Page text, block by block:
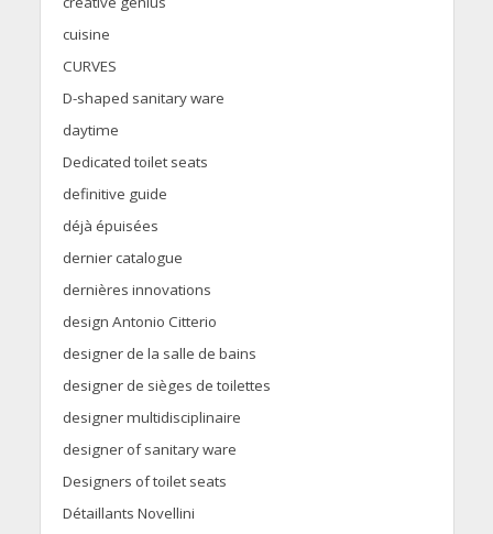
cuisine
CURVES
D-shaped sanitary ware
daytime
Dedicated toilet seats
definitive guide
déjà épuisées
dernier catalogue
dernières innovations
design Antonio Citterio
designer de la salle de bains
designer de sièges de toilettes
designer multidisciplinaire
designer of sanitary ware
Designers of toilet seats
Détaillants Novellini